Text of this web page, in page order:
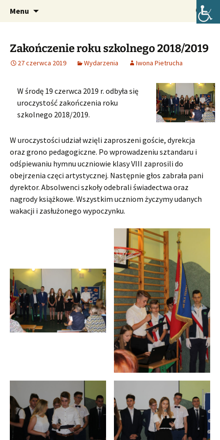
Szkoła Podstawowa im. Józefa
Lompy w Lubszy
Oficjalna strona internetowa szkoły.
Menu Szukaj:
Zakończenie roku szkolnego 2018/2019
27 czerwca 2019 Wydarzenia Iwona Pietrucha
W środę 19 czerwca 2019 r. odbyła się
uroczystość zakończenia roku
szkolnego 2018/2019.
W uroczystości udział wzięli zaproszeni goście, dyrekcja
oraz grono pedagogiczne. Po wprowadzeniu sztandaru i
odśpiewaniu hymnu uczniowie klasy VIII zaprosili do
obejrzenia częci artystycznej. Następnie głos zabrała pani
dyrektor. Absolwenci szkoły odebrali świadectwa oraz
nagrody książkowe. Wszystkim uczniom życzymy udanych
wakacji i zasłużonego wypoczynku.